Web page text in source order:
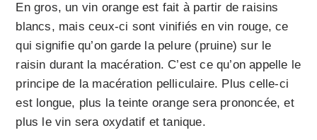
En gros, un vin orange est fait à partir de raisins
blancs, mais ceux-ci sont vinifiés en vin rouge, ce
qui signifie qu’on garde la pelure (pruine) sur le
raisin durant la macération. C’est ce qu’on appelle le
principe de la macération pelliculaire. Plus celle-ci
est longue, plus la teinte orange sera prononcée, et
plus le vin sera oxydatif et tanique.